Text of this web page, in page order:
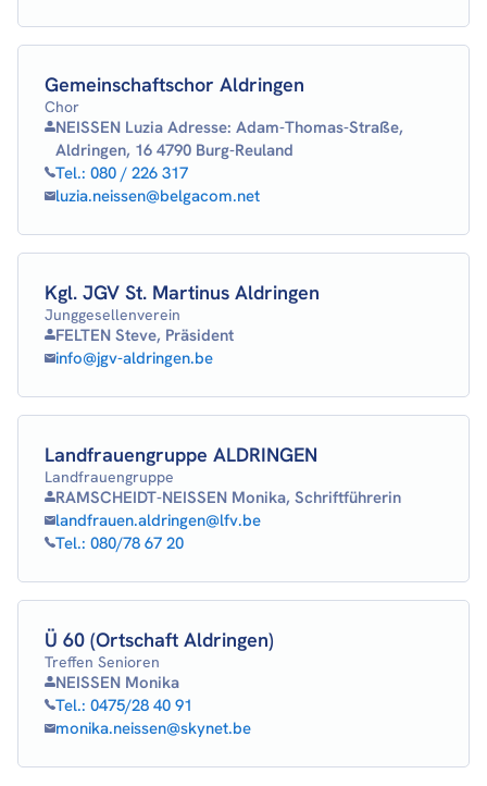
Gemeinschaftschor Aldringen
Chor
NEISSEN Luzia Adresse: Adam-Thomas-Straße,
Aldringen, 16 4790 Burg-Reuland
Tel.: 080 / 226 317
luzia.neissen@belgacom.net
Kgl. JGV St. Martinus Aldringen
Junggesellenverein
FELTEN Steve, Präsident
info@jgv-aldringen.be
Landfrauengruppe ALDRINGEN
Landfrauengruppe
RAMSCHEIDT-NEISSEN Monika, Schriftführerin
landfrauen.aldringen@lfv.be
Tel.: 080/78 67 20
Ü 60 (Ortschaft Aldringen)
Treffen Senioren
NEISSEN Monika
Tel.: 0475/28 40 91
monika.neissen@skynet.be